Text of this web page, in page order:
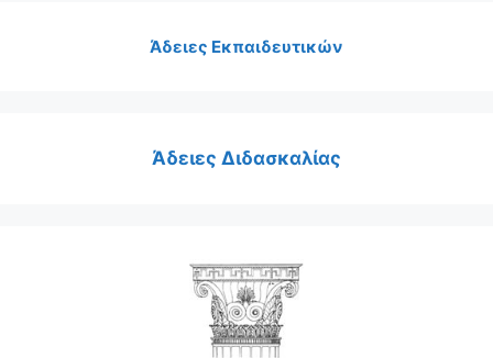
Άδειες Εκπαιδευτικών
Άδειες Διδασκαλίας